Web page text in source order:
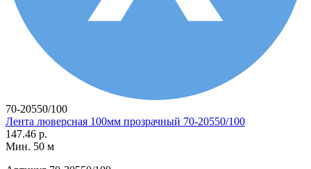
70-20550/100
Лента люверсная 100мм прозрачный 70-20550/100
147.46 р.
Мин. 50 м